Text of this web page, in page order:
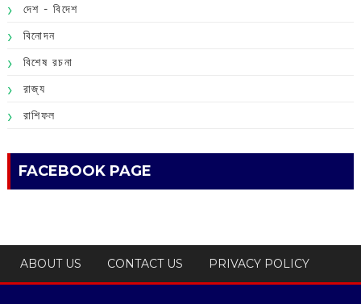
দেশ - বিদেশ
বিনোদন
বিশেষ রচনা
রাজ্য
রাশিফল
FACEBOOK PAGE
ABOUT US CONTACT US PRIVACY POLICY